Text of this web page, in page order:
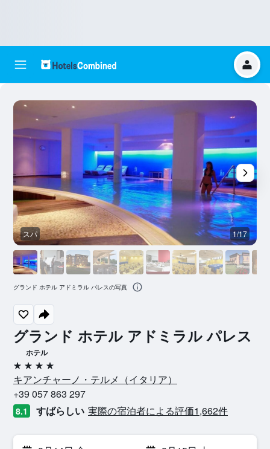
グランド ホテル アドミラル パレス
ホテル
4つ星
キアンチャーノ・テルメ​（イタリア​）​
+39 057 863 297
8.1 すばらしい 実際の宿泊者による評価1,662​件
スパ 1/17
グランド ホテル アドミラル パレスの写真